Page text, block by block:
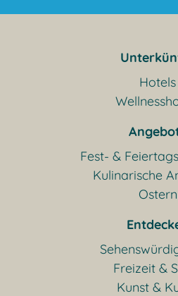
Hotels
Fest- &
Kulinarische
Ostern
Freizeit &
Kunst &